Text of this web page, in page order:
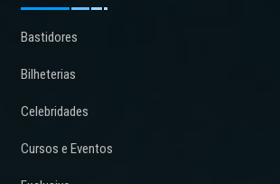
Bastidores
Bilheterias
Celebridades
Cursos e Eventos